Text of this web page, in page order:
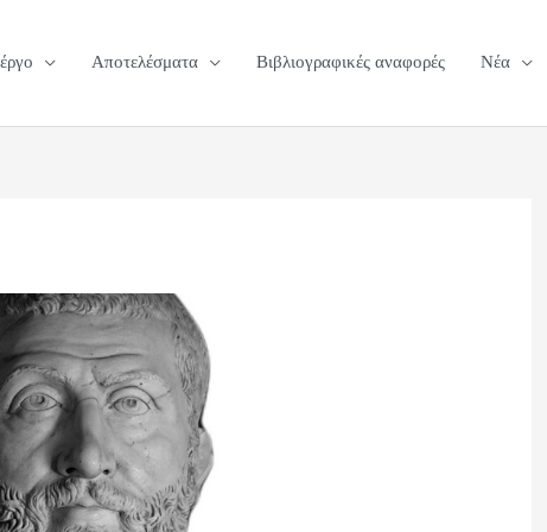
Αποτελέσματα Βιβλιογραφικές αναφορές Νέα